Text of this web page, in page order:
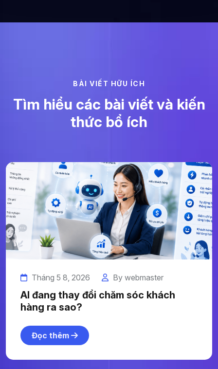
B ÀI VIẾ T HỮU ÍC H
Tìm hiểu các bài viết và kiến
thức bổ ích
Tháng 5 8, 2026 By webmaster
AI đang thay đổi chăm sóc khách
hàng ra sao?
Đọc thêm